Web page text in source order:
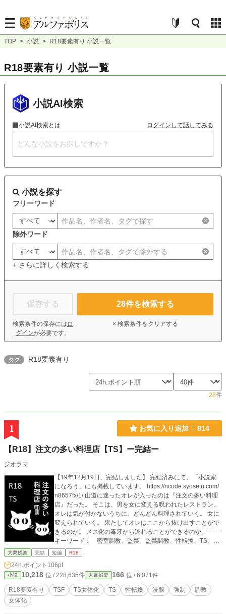
TOP > 小説 > R18要素有り 小説一覧
R18要素有り 小説一覧
小説AI検索
小説AI検索とは ログインして話してみる
小説を探す
フリーワード
除外ワード
+ さらに詳しく検索する
保存する
検索条件の保存には ロ
グインが必要です。
28件を検索する
× 検索条件をクリアする
タグ R18要素有り
28件
1 お気に入り追加 814
【R18】注文の多い料理店【TS】ー完結ー
ジオラマ
【19年12月19日、完結しました】 完結済みにて、「小説家
になろう」にも掲載しています。 https://ncode.syosetu.com/
n8657fx/1/ 山道に迷ったオレが入ったのは『注文の多い料理
店』だった。 そこは、男を女に変える呪われたレストラン。
オレは気が付かないうちに、どんどん料理されていく。 女に
変えられていく。 果たしてオレはここから抜け出すことがで
きるのか。 メス化の毒牙から逃れることができるのか。 -----
キーワード： 密室調教、監禁、監禁調教、性転換、TS、Ｔ
Ｓ、倒錯、性感開発、洗脳、美少女、性描写あり、メス化、
射、埋め込み、エッチ、エロ、あまあま、和姦、変態、可愛
い受け、らぶえっち、無理やり、言葉攻め *宮沢賢治先生の代
表作『注文の多い料理店』のオマージュです。 *性転換（TS)
の要素が含まれますので、苦手な方はご遠慮ください。
大衆娯楽 完結 短編 R18
24h.ポイント 106pt
小説 10,218 位 / 228,635件 大衆娯楽 166 位 / 6,071件
R18要素有り TSF TS女体化 TS 性転換 洗脳 強制
調教
女体化